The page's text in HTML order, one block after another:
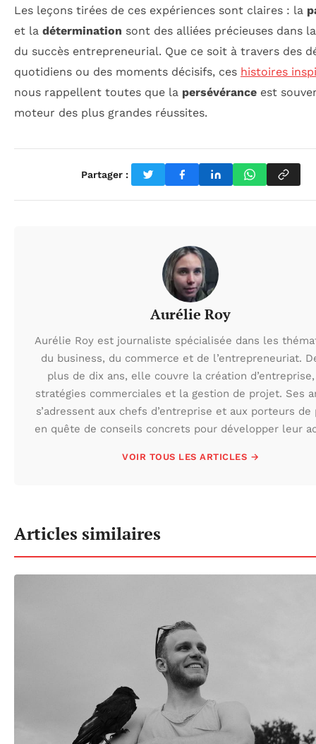
Les leçons tirées de ces expériences sont claires : la
et la détermination sont des alliées précieuses dans
du succès entrepreneurial. Que ce soit à travers des
quotidiens ou des moments décisifs, ces histoires
nous rappellent toutes que la persévérance est
moteur des plus grandes réussites.
Partager :
Aurélie Roy
Aurélie Roy est journaliste spécialisée dans les
du business, du commerce et de l’entrepreneuriat.
plus de dix ans, elle couvre la création
stratégies commerciales et la gestion de projet. Ses
s’adressent aux chefs d’entreprise et aux porteurs de
en quête de conseils concrets pour développer leur
VOIR TOUS LES ARTICLES →
Articles similaires